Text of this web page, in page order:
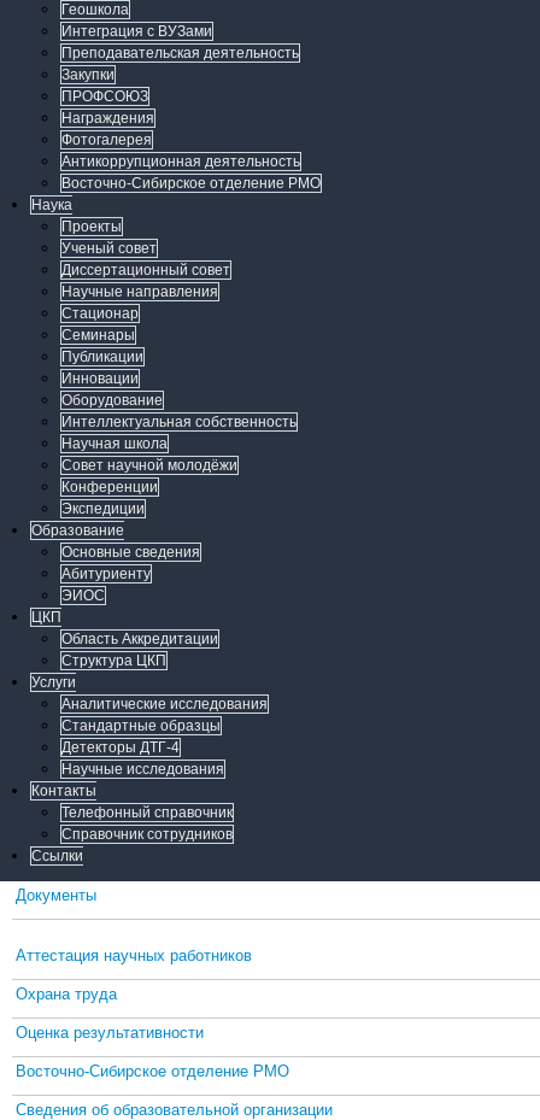
Геошкола
Интеграция с ВУЗами
Преподавательская деятельность
Закупки
ПРОФСОЮЗ
Награждения
Фотогалерея
Антикоррупционная деятельность
Восточно-Сибирское отделение РМО
Наука
Проекты
Ученый совет
Диссертационный совет
Научные направления
Стационар
Семинары
Публикации
Инновации
Оборудование
Интеллектуальная собственность
Научная школа
Совет научной молодёжи
Конференции
Экспедиции
Образование
Основные сведения
Абитуриенту
ЭИОС
ЦКП
Область Аккредитации
Структура ЦКП
Услуги
Аналитические исследования
Стандартные образцы
Детекторы ДТГ-4
Научные исследования
Контакты
Телефонный справочник
Справочник сотрудников
Ссылки
Документы
Аттестация научных работников
Охрана труда
Оценка результативности
Восточно-Сибирское отделение РМО
Сведения об образовательной организации